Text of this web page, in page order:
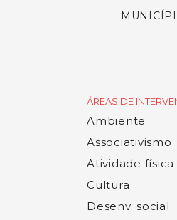
ÁREAS DE
Ambiente
Associativismo
Atividade física
Cultura
Desenv. social